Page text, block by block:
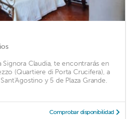
Signora Claudia, te encontrarás en
(Quartiere di Porta Crucifera), a
y 5 de Plaza Grande.
Comprobar disponibilidad